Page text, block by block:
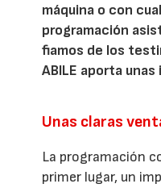
máquina o con
programación
fiamos de los
ABILE aporta
Unas claras
La programación
primer lugar, un